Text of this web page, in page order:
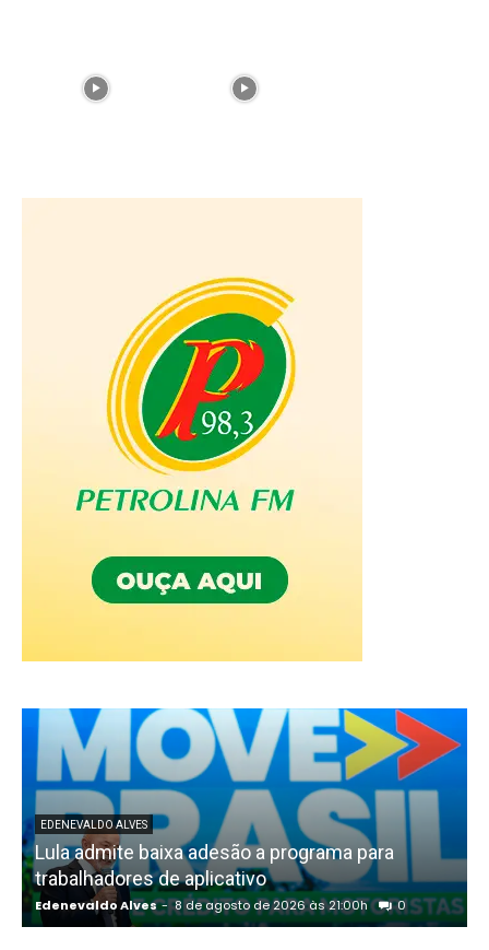
EDENEVALDO ALVES
Lula admite baixa adesão a programa para
trabalhadores de aplicativo
Edenevaldo Alves - 8 de agosto de 2026 às 21:00h 0